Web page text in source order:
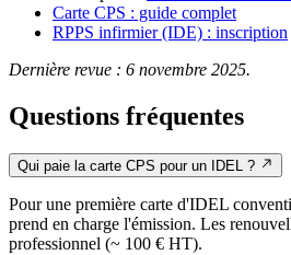
Carte CPS : guide complet
RPPS infirmier (IDE) : inscription
Dernière revue : 6 novembre 2025.
Questions fréquentes
Qui paie la carte CPS pour un IDEL ?
Pour une première carte d'IDEL
prend en charge l'émission. Les
professionnel (~ 100 € HT).